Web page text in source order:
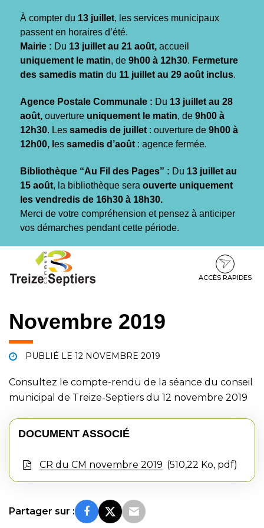
À compter du 13 juillet, les services municipaux
passent en horaires d’été.
Mairie : Du 13 juillet au 21 août, accueil
uniquement le matin, de 9h00 à 12h30. Fermeture
des samedis matin du 11 juillet au 29 août inclus.
Agence Postale Communale : Du 13 juillet au 28
août, ouverture uniquement le matin, de 9h00 à
12h30. Les samedis de juillet : ouverture de 9h00 à
12h00, l es samedis d’août : agence fermée.
Bibliothèque “Au Fil des Pages” : Du 13 juillet au
15 août, la bibliothèque sera ouverte uniquement
les vendredis de 16h30 à 18h30.
Merci de votre compréhension et pensez à anticiper
vos démarches pendant cette période.
contenu
pied
ACCÈS RAPIDES
Novembre 2019
PUBLIÉ LE 12 NOVEMBRE 2019
Consultez le compte-rendu de la séance du conseil
municipal de Treize-Septiers du 12 novembre 2019
DOCUMENT ASSOCIÉ
CR du CM novembre 2019 510,22 Ko, pdf
Partager sur :